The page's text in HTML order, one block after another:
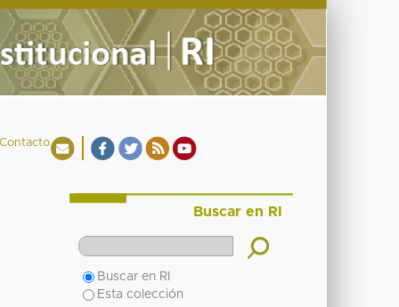
Contacto
Buscar en RI
Buscar en RI
Esta colección